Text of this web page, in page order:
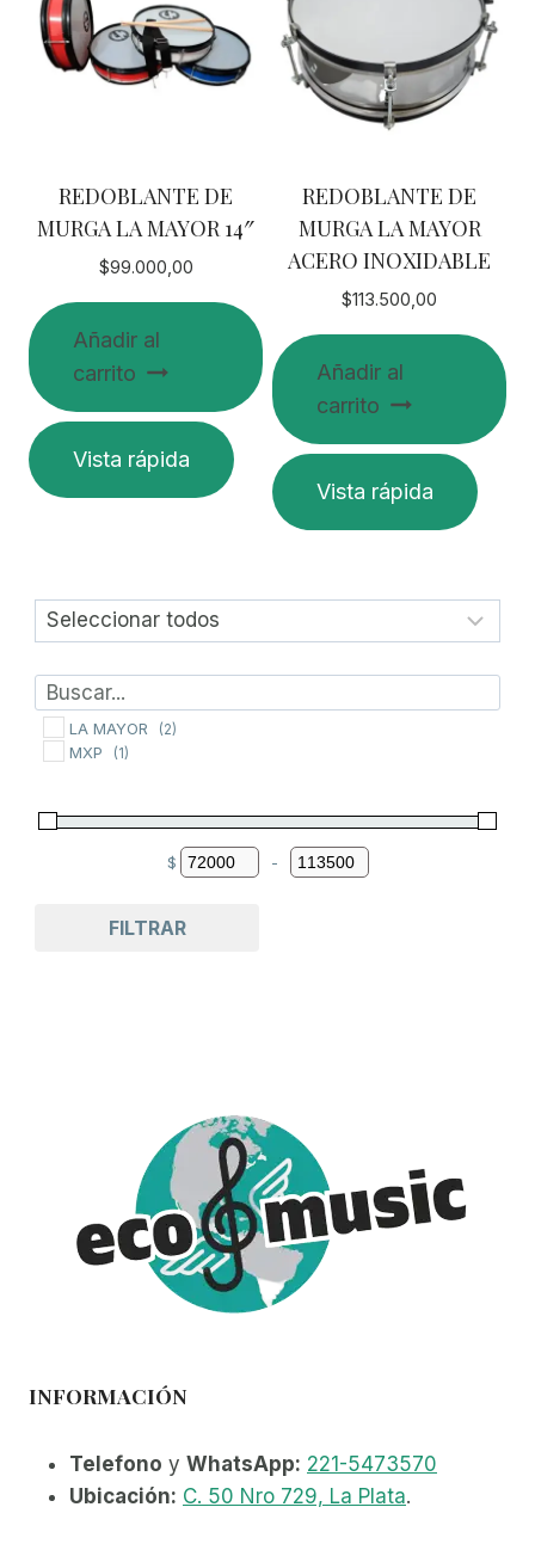
REDOBLANTE DE
MURGA LA MAYOR 14″
$99.000,00
Añadir al
carrito
Vista rápida
REDOBLANTE DE
MURGA LA MAYOR
ACERO INOXIDABLE
$113.500,00
Añadir al
carrito
Vista rápida
LA MAYOR (2)
MXP (1)
$
Minimum Price
-
Maximum Price
FILTRAR
INFORMACIÓN
Telefono y WhatsApp: 221-5473570
Ubicación: C. 50 Nro 729, La Plata.